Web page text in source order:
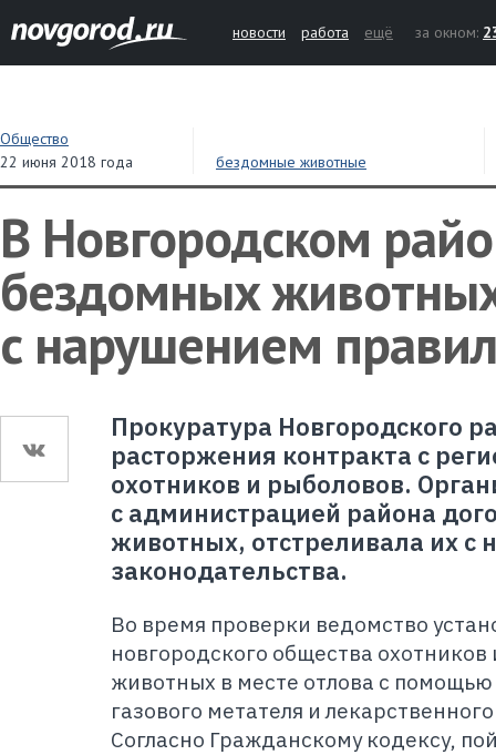
новости работа ещё за окном:
Общество
22 июня 2018 года
бездомные животные
В Новгородском
бездомных
с нарушением правил
Прокуратура Новгородского
расторжения контракта с
охотников и рыболовов.
с администрацией района
животных, отстреливала их с
законодательства.
Во время проверки ведомство
новгородского общества
животных в месте отлова с
газового метателя и
Согласно Гражданскому кодексу,